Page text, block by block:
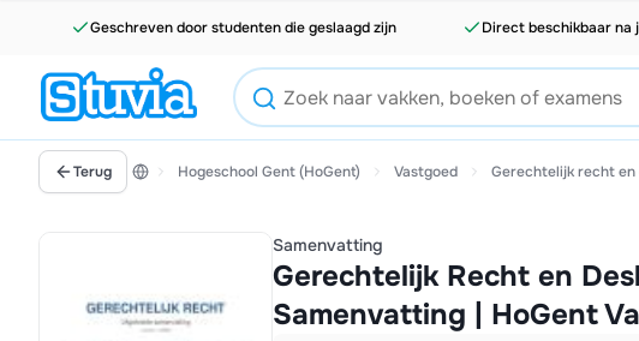
Geschreven door studenten die geslaagd zijn Direct beschikbaar na
Terug Hogeschool Gent (HoGent) Vastgoed Gerechtelijk recht en
Samenvatting
Gerechtelijk Recht en
Samenvatting | HoGent